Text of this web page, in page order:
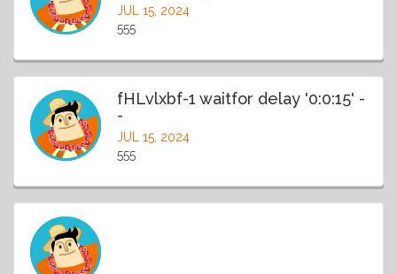
JUL 15, 2024
555
fHLvlxbf-1 waitfor delay '0:0:15' -
-
JUL 15, 2024
555